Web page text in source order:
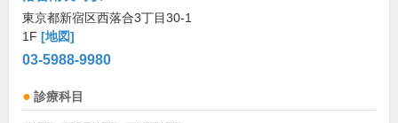
東京都新宿区西落合3丁目30-1
1F [地図]
03-5988-9980
診療科目